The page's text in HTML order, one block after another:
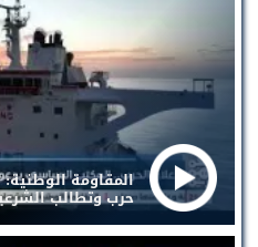
المقاومة
حرب وتطالب